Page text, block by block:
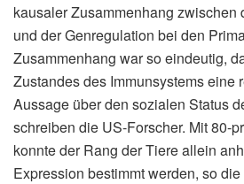
kausaler Zusammenhang zwischen
und der Genregulation bei den
Zusammenhang war so eindeutig,
Zustandes des Immunsystems eine
Aussage über den sozialen Status
schreiben die US-Forscher. Mit 80-
konnte der Rang der Tiere allein
Expression bestimmt werden, so